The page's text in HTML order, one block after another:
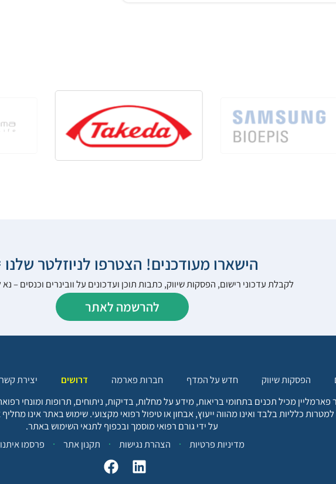
הישארו מעודכנים! הצטרפו לניוזלטר
לקבלת עדכוני רישום, הפסקות שיווק, כתבות תוכן ועדכונים על וובינרים וכנסים –
להרשמה לאתר
הפסקות שיווק חדש על המדף חברות פארמה דרושים
יצירת קשר
פארמליין מכיל תכנים בתחומי בריאות, מידע על מחלות, בדיקות, ניתוחים, תרופות ומונחי
למטרות כלליות בלבד ואינו מהווה ייעוץ, אבחון או טיפול רפואי מקצועי. שימוש באתר אינו
על ידי גורם רפואי מוסמך ובכפוף לתנאי השימוש באתר.
מדיניות פרטיות
הצהרת נגישות תקנון אתר פרסמו איתנו